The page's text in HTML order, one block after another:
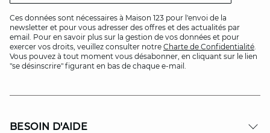
Ces données sont nécessaires à Maison 123 pour l'envoi de la
newsletter et pour vous adresser des offres et des actualités par
email. Pour en savoir plus sur la gestion de vos données et pour
exercer vos droits, veuillez consulter notre Charte de Confidentialité.
Vous pouvez à tout moment vous désabonner, en cliquant sur le lien
"se désinscrire" figurant en bas de chaque e-mail.
BESOIN D'AIDE